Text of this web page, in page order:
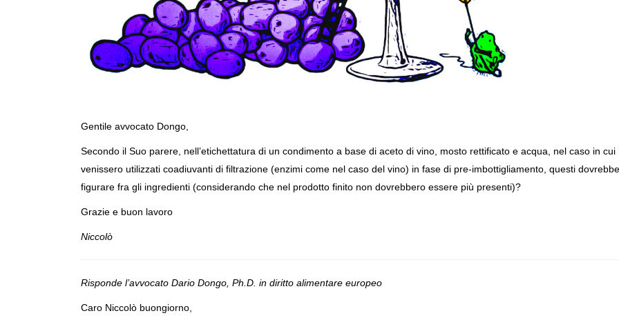
Gentile avvocato Dongo,
Secondo il Suo parere, nell’etichettatura di un condimento a base di aceto di vino, mosto rettificato e acqua, nel caso in cui
venissero utilizzati coadiuvanti di filtrazione (enzimi come nel caso del vino) in fase di pre-imbottigliamento, questi
figurare fra gli ingredienti (considerando che nel prodotto finito non dovrebbero essere più presenti)?
Grazie e buon lavoro
Niccolò
Risponde l’avvocato Dario Dongo, Ph.D. in diritto alimentare europeo
Caro Niccolò buongiorno,